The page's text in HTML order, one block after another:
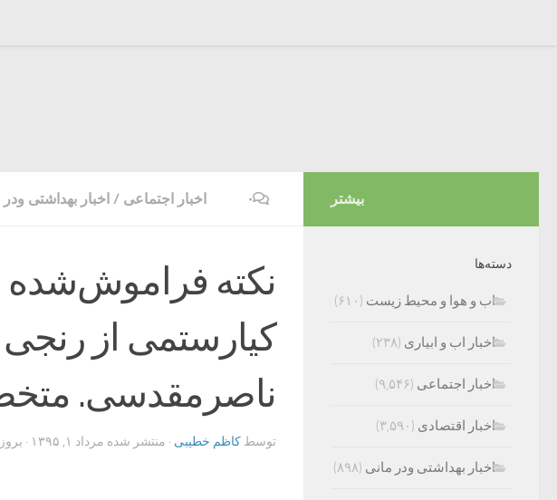
اخبار اجتماعی / اخبار بهداشتی ۰
نکته فراموش‌شده
کیارستمی از
ناصرمقدسی.
توسط کاظم خطیبی · منتشر شده مرداد ۱, ۱۳۹۵ ·
بیشتر
دسته‌ها
اب و هوا و محیط زیست (۶۱۰)
اخبار اب و ابیاری (۲۳۸)
اخبار اجتماعی (۹,۵۴۶)
اخبار اقتصادی (۳,۵۹۰)
اخبار بهداشتی ودر مانی (۸۹۸)